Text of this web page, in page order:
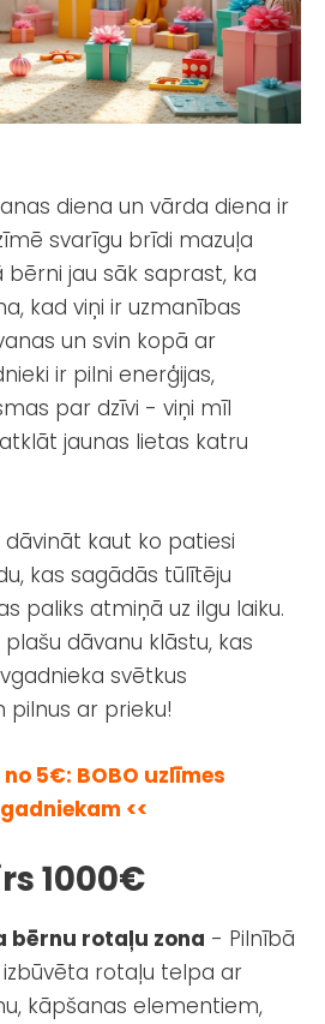
diena un vārda diena ir
svarīgu brīdi mazuļa
bērni jau sāk saprast, ka
kad viņi ir uzmanības
un svin kopā ar
ir pilni enerģijas,
par dzīvi - viņi mīl
jaunas lietas katru
kaut ko patiesi
kas sagādās tūlītēju
paliks atmiņā uz ilgu laiku.
dāvanu klāstu, kas
svētkus
pilnus ar prieku!
5€: BOBO uzlīmes
<<
1000€
bērnu rotaļu zona - Pilnībā
rotaļu telpa ar
kāpšanas elementiem,